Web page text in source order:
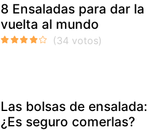
8 Ensaladas para dar la
vuelta al mundo
Las bolsas de ensalada:
¿Es seguro comerlas?